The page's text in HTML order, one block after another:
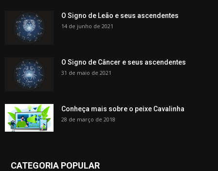
O Signo de Leão e seus ascendentes
14 de junho de 2021
O Signo de Câncer e seus ascendentes
31 de maio de 2021
Conheça mais sobre o peixe Cavalinha
28 de março de 2018
CATEGORIA POPULAR